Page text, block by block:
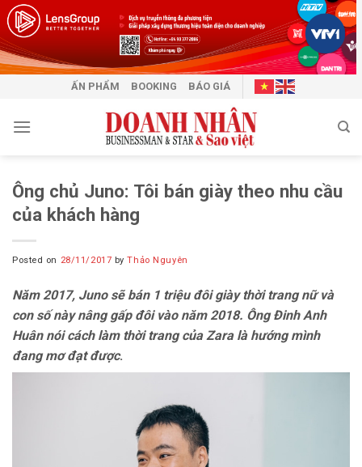
Skip
to
content
ẤN PHẨM BOOKING BÁO GIÁ
Ông chủ Juno: Tôi bán giày theo nhu cầu
của khách hàng
Posted on 28/11/2017 byThảo Nguyên
Năm 2017, Juno sẽ bán 1 triệu đôi giày thời trang nữ và
con số này nâng gấp đôi vào năm 2018. Ông Đinh Anh
Huân nói cách làm thời trang của Zara là hướng mình
đang mơ đạt được.